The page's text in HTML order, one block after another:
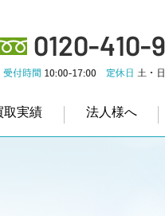
取実績 法人様へ